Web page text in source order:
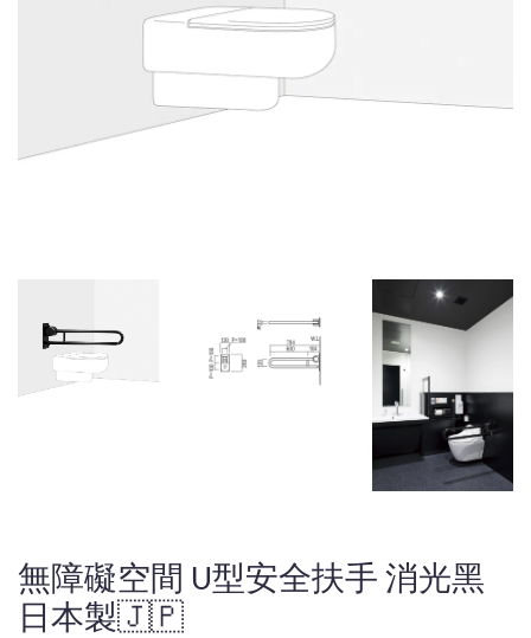
無障礙空間 U型安全扶手 消光黑
日本製🇯🇵